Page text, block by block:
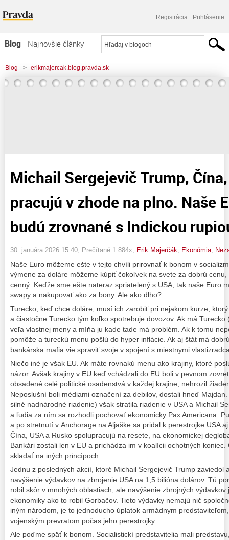
Registrácia Prihlásenie
Blog
Najnovšie články
Najčítanejšie články
Najkomentovanejšie články
Blog > erikmajercak.blog.pravda.sk
> Michail Sergejevič Trump, Čína, Rusko už pracujú v zhode na plno. Naše
Michail Sergejevič Trump,
pracujú v zhode na plno. Naše
budú zrovnané s Indickou
30. januára 2026 15:40 , Prečítané 1 884x, Erik Majerčák Ekonómia
Naše Euro môžeme ešte v tejto chvíli prirovnať k bonom v
výmene za doláre môžeme kúpiť čokoľvek na svete za dobrú
cenný. Keďže sme ešte nateraz spriatelený s USA, tak naše Euro
swapy a nakupovať ako za bony. Ale ako dlho?
Turecko, keď chce doláre, musí ich zarobiť pri nejakom kurze,
a čiastočne Turecko tým koľko spotrebuje dovozov. Ak má
veľa vlastnej meny a míňa ju kade tade má problém. Ak k tomu
pomôže a tureckú menu pošlú do hyper inflácie. Ak aj štát má
bankárska mafia vie spraviť svoje v spojení s miestnymi
Niečo iné je však EU. Ak máte rovnakú menu ako krajiny, ktoré
názor. Avšak krajiny v EU keď vchádzali do EU boli v pevnom
obsadené celé politické osadenstvá v každej krajine, nehrozil
Neposlušní boli médiami označení za debilov, dostali hneď
silné nadnárodné riadenie) však stratila riadenie v USA a Michail
a ľudia za ním sa rozhodli pochovať ekonomicky Pax Americana.
a po stretnutí v Anchorage na Aljaške sa pridal k perestrojke USA
Čína, USA a Rusko spolupracujú na resete, na ekonomickej
Bankári zostali len v EU a prichádza im v koalícii ochotných
skladať na iných princípoch
Jednu z posledných akcií, ktoré Michail Sergejevič Trump zaviedol
navýšenie výdavkov na zbrojenie USA na 1,5 bilióna dolárov. Tú
robil skôr v mnohých oblastiach, ale navýšenie zbrojných
ekonomiky ako to robil Gorbačov. Tieto výdavky nemajú nič
iným národom, je to jednoducho úplatok armádnym
vojenským prevratom počas jeho perestrojky
Ale poďme späť k bonom. Socialistickí predstavitelia mali